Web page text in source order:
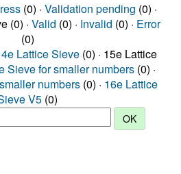
(0) · Validation pending (0) ·
(0) · Valid (0) · Invalid (0) · Error
(0)
Lattice Sieve (0) · 15e Lattice
Sieve for smaller numbers (0) ·
numbers (0) · 16e Lattice
V5 (0)